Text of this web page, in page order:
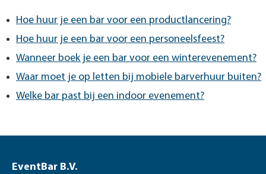
Hoe huur je een bar voor een productlancering?
Hoe huur je een bar voor een personeelsfeest?
Wanneer boek je een bar voor een winterevenement?
Waar moet je op letten bij mobiele barverhuur buiten?
Welke bar past bij een indoor evenement?
EventBar B.V.